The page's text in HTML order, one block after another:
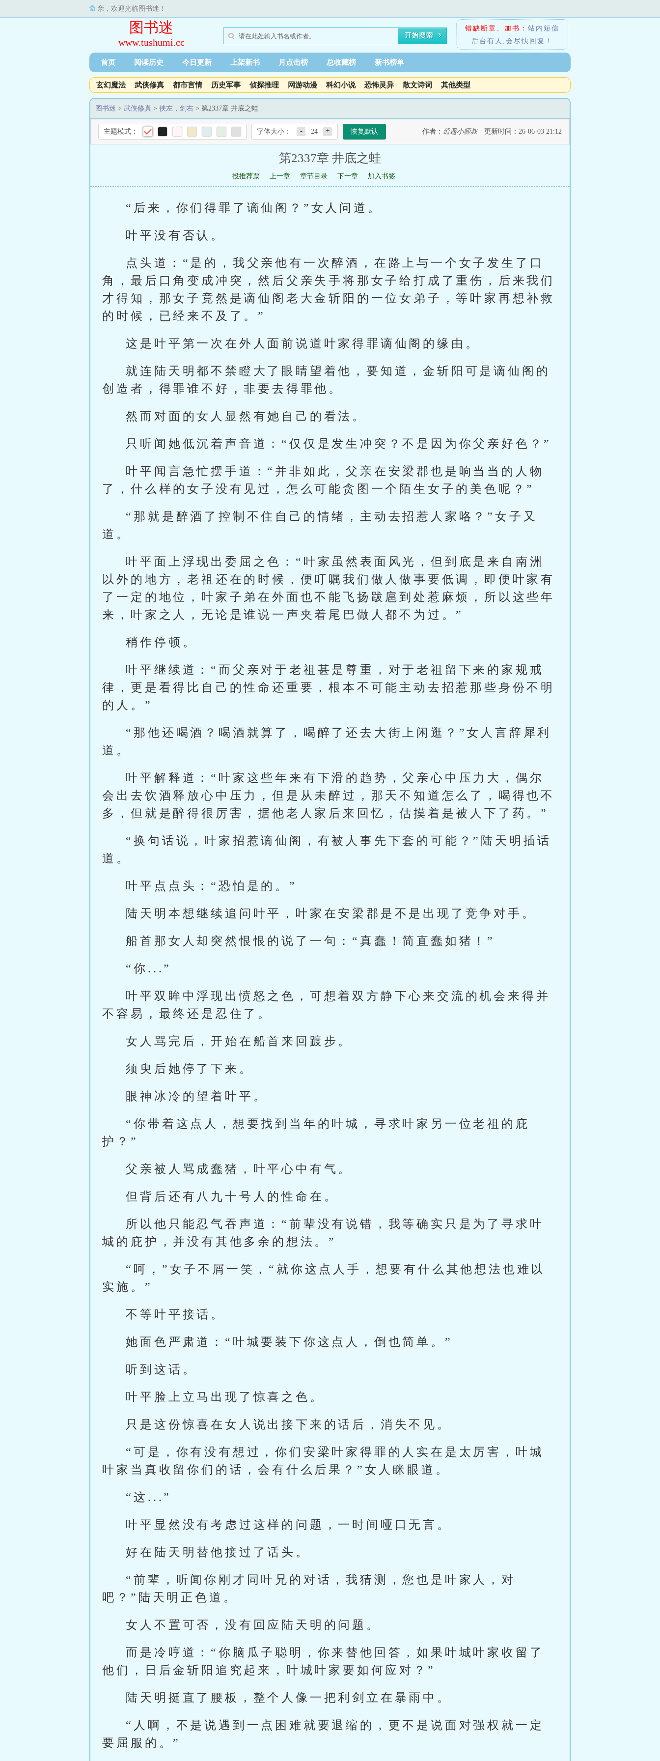
亲，欢迎光临图书迷！
图书迷
www.tushumi.cc
错缺断章、加书： 站内短信
后台有人,会尽快回复！
首页 阅读历史 今日更新 上架新书 月点击榜 总收藏榜 新书榜单
玄幻魔法 武侠修真 都市言情 历史军事 侦探推理 网游动漫 科幻小说 恐怖灵异 散文诗词 其他类型
图书迷 > 武侠修真 > 侠左，剑右 > 第2337章 井底之蛙
主题模式： 字体大小： - 24 + 恢复默认 作者： 逍遥小师叔 更新时间：26-06-03 21:12
第2337章 井底之蛙
投推荐票 上一章 章节目录 下一章 加入书签
“后来，你们得罪了谪仙阁？”女人问道。
叶平没有否认。
点头道：“是的，我父亲他有一次醉酒，在路上与一个女子发生了口
角，最后口角变成冲突，然后父亲失手将那女子给打成了重伤，后来我们
才得知，那女子竟然是谪仙阁老大金斩阳的一位女弟子，等叶家再想补救
的时候，已经来不及了。”
这是叶平第一次在外人面前说道叶家得罪谪仙阁的缘由。
就连陆天明都不禁瞪大了眼睛望着他，要知道，金斩阳可是谪仙阁的
创造者，得罪谁不好，非要去得罪他。
然而对面的女人显然有她自己的看法。
只听闻她低沉着声音道：“仅仅是发生冲突？不是因为你父亲好色？”
叶平闻言急忙摆手道：“并非如此，父亲在安梁郡也是响当当的人物
了，什么样的女子没有见过，怎么可能贪图一个陌生女子的美色呢？”
“那就是醉酒了控制不住自己的情绪，主动去招惹人家咯？”女子又
道。
叶平面上浮现出委屈之色：“叶家虽然表面风光，但到底是来自南洲
以外的地方，老祖还在的时候，便叮嘱我们做人做事要低调，即便叶家有
了一定的地位，叶家子弟在外面也不能飞扬跋扈到处惹麻烦，所以这些年
来，叶家之人，无论是谁说一声夹着尾巴做人都不为过。”
稍作停顿。
叶平继续道：“而父亲对于老祖甚是尊重，对于老祖留下来的家规戒
律，更是看得比自己的性命还重要，根本不可能主动去招惹那些身份不明
的人。”
“那他还喝酒？喝酒就算了，喝醉了还去大街上闲逛？”女人言辞犀利
道。
叶平解释道：“叶家这些年来有下滑的趋势，父亲心中压力大，偶尔
会出去饮酒释放心中压力，但是从未醉过，那天不知道怎么了，喝得也不
多，但就是醉得很厉害，据他老人家后来回忆，估摸着是被人下了药。”
“换句话说，叶家招惹谪仙阁，有被人事先下套的可能？”陆天明插话
道。
叶平点点头：“恐怕是的。”
陆天明本想继续追问叶平，叶家在安梁郡是不是出现了竞争对手。
船首那女人却突然恨恨的说了一句：“真蠢！简直蠢如猪！”
“你...”
叶平双眸中浮现出愤怒之色，可想着双方静下心来交流的机会来得并
不容易，最终还是忍住了。
女人骂完后，开始在船首来回踱步。
须臾后她停了下来。
眼神冰冷的望着叶平。
“你带着这点人，想要找到当年的叶城，寻求叶家另一位老祖的庇
护？”
父亲被人骂成蠢猪，叶平心中有气。
但背后还有八九十号人的性命在。
所以他只能忍气吞声道：“前辈没有说错，我等确实只是为了寻求叶
城的庇护，并没有其他多余的想法。”
“呵，”女子不屑一笑，“就你这点人手，想要有什么其他想法也难以
实施。”
不等叶平接话。
她面色严肃道：“叶城要装下你这点人，倒也简单。”
听到这话。
叶平脸上立马出现了惊喜之色。
只是这份惊喜在女人说出接下来的话后，消失不见。
“可是，你有没有想过，你们安梁叶家得罪的人实在是太厉害，叶城
叶家当真收留你们的话，会有什么后果？”女人眯眼道。
“这...”
叶平显然没有考虑过这样的问题，一时间哑口无言。
好在陆天明替他接过了话头。
“前辈，听闻你刚才同叶兄的对话，我猜测，您也是叶家人，对
吧？”陆天明正色道。
女人不置可否，没有回应陆天明的问题。
而是冷哼道：“你脑瓜子聪明，你来替他回答，如果叶城叶家收留了
他们，日后金斩阳追究起来，叶城叶家要如何应对？”
陆天明挺直了腰板，整个人像一把利剑立在暴雨中。
“人啊，不是说遇到一点困难就要退缩的，更不是说面对强权就一定
要屈服的。”